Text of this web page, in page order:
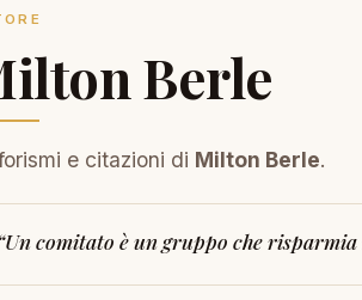
Berle
e citazioni di Milton Berle.
Un comitato è un gruppo che